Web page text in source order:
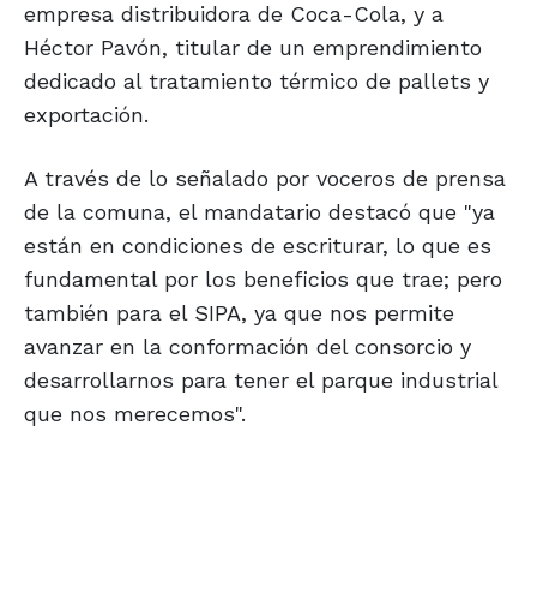
empresa distribuidora de Coca-Cola, y a
Héctor Pavón, titular de un emprendimiento
dedicado al tratamiento térmico de pallets y
exportación.
A través de lo señalado por voceros de prensa
de la comuna, el mandatario destacó que "ya
están en condiciones de escriturar, lo que es
fundamental por los beneficios que trae; pero
también para el SIPA, ya que nos permite
avanzar en la conformación del consorcio y
desarrollarnos para tener el parque industrial
que nos merecemos".